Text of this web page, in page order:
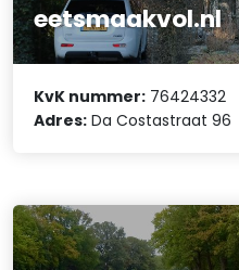
eetsmaakvol.nl
KvK nummer: 76424332
Adres: Da Costastraat 96